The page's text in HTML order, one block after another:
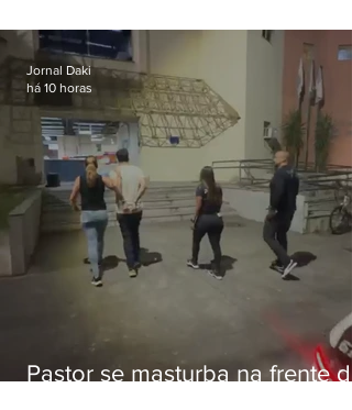
Botafogo
Pastor se masturba na frente de
Jornal Daki
há 10 horas